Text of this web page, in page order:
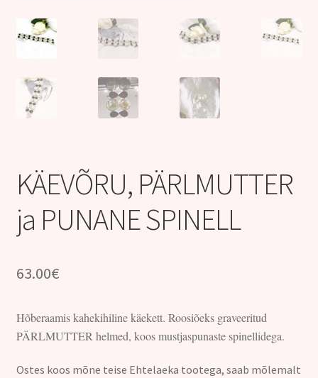
KÄEVÕRU, PÄRLMUTTER
ja PUNANE SPINELL
63.00€
Hõberaamis kahekihiline käekett. Roosiõeks graveeritud
PÄRLMUTTER helmed, koos mustjaspunaste spinellidega.
Ostes koos mõne teise Ehtelaeka tootega, saab mõlemalt